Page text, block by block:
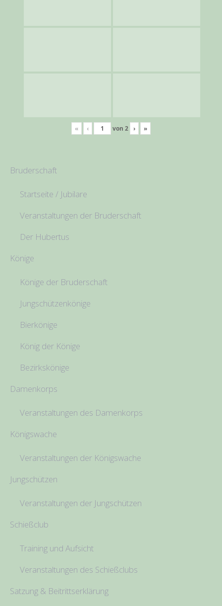
« ‹ von 2 › »
Bruderschaft
Startseite / Jubilare
Veranstaltungen der Bruderschaft
Der Hubertus
Könige
Könige der Bruderschaft
Jungschützenkönige
Bierkönige
König der Könige
Bezirkskönige
Damenkorps
Veranstaltungen des Damenkorps
Königswache
Veranstaltungen der Königswache
Jungschützen
Veranstaltungen der Jungschützen
Schießclub
Training und Aufsicht
Veranstaltungen des Schießclubs
Satzung & Beitrittserklärung